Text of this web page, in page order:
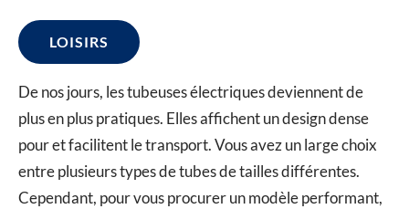
LOISIRS
De nos jours, les tubeuses électriques deviennent de
plus en plus pratiques. Elles affichent un design dense
pour et facilitent le transport. Vous avez un large choix
entre plusieurs types de tubes de tailles différentes.
Cependant, pour vous procurer un modèle performant,